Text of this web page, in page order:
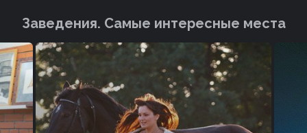
Заведения. Cамые интересные места